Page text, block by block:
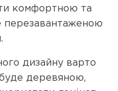
комфортною та
перезавантаженою
дизайну варто
деревяною,